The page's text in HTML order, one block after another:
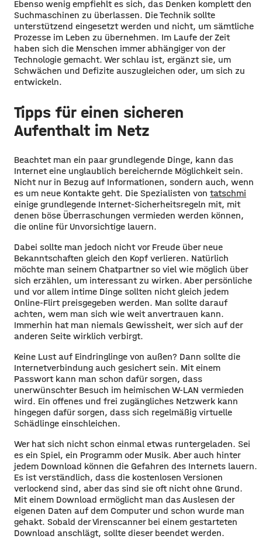
Ebenso wenig empfiehlt es sich, das Denken komplett den
Suchmaschinen zu überlassen. Die Technik sollte
unterstützend eingesetzt werden und nicht, um sämtliche
Prozesse im Leben zu übernehmen. Im Laufe der Zeit
haben sich die Menschen immer abhängiger von der
Technologie gemacht. Wer schlau ist, ergänzt sie, um
Schwächen und Defizite auszugleichen oder, um sich zu
entwickeln.
Tipps für einen sicheren
Aufenthalt im Netz
Beachtet man ein paar grundlegende Dinge, kann das
Internet eine unglaublich bereichernde Möglichkeit sein.
Nicht nur in Bezug auf Informationen, sondern auch, wenn
es um neue Kontakte geht. Die Spezialisten von tatschmi
einige grundlegende Internet-Sicherheitsregeln mit, mit
denen böse Überraschungen vermieden werden können,
die online für Unvorsichtige lauern.
Dabei sollte man jedoch nicht vor Freude über neue
Bekanntschaften gleich den Kopf verlieren. Natürlich
möchte man seinem Chatpartner so viel wie möglich über
sich erzählen, um interessant zu wirken. Aber persönliche
und vor allem intime Dinge sollten nicht gleich jedem
Online-Flirt preisgegeben werden. Man sollte darauf
achten, wem man sich wie weit anvertrauen kann.
Immerhin hat man niemals Gewissheit, wer sich auf der
anderen Seite wirklich verbirgt.
Keine Lust auf Eindringlinge von außen? Dann sollte die
Internetverbindung auch gesichert sein. Mit einem
Passwort kann man schon dafür sorgen, dass
unerwünschter Besuch im heimischen W-LAN vermieden
wird. Ein offenes und frei zugängliches Netzwerk kann
hingegen dafür sorgen, dass sich regelmäßig virtuelle
Schädlinge einschleichen.
Wer hat sich nicht schon einmal etwas runtergeladen. Sei
es ein Spiel, ein Programm oder Musik. Aber auch hinter
jedem Download können die Gefahren des Internets lauern.
Es ist verständlich, dass die kostenlosen Versionen
verlockend sind, aber das sind sie oft nicht ohne Grund.
Mit einem Download ermöglicht man das Auslesen der
eigenen Daten auf dem Computer und schon wurde man
gehakt. Sobald der Virenscanner bei einem gestarteten
Download anschlägt, sollte dieser beendet werden.